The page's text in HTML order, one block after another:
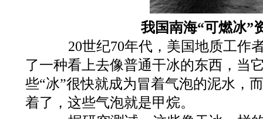
我国南海“可燃冰”
20世纪70年代，美国地质工作
了一种看上去像普通干冰的东西，当
些“冰”很快就成为冒着气泡的泥水，
着了，这些气泡就是甲烷。